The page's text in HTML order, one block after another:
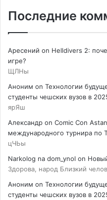
Последние
Аресений on Helldivers 2:
игре?
ЩЛНы
Аноним on Технологии
студенты чешских вузов в
ярЯш
Александр on Comic Con
международного турнира по
цЧЬы
Narkolog na dom_ynol on
Здорова, народ Близкий
Аноним on Технологии
студенты чешских вузов в